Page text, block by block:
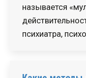
называется
психиатра,